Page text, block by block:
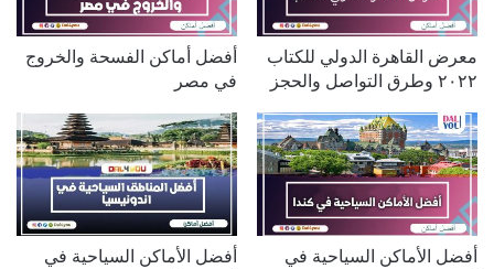
معرض القاهرة الدولي للكتاب
٢٠٢٢ وطرق التواصل والحجز
أفضل أماكن الفسحة والخروج
في مصر
أفضل الأماكن السياحية في
أفضل الأماكن السياحية في